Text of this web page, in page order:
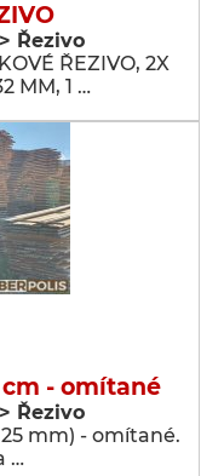
Řezivo
ŘEZIVO, 2X
MM, 1 …
- omítané
Řezivo
mm) - omítané.
…